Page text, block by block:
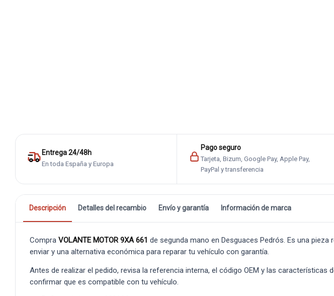
Entrega 24/48h
En toda España y Europa
Pago seguro
Tarjeta, Bizum, Google Pay, Apple Pay,
PayPal y transferencia
Descripción Detalles del recambio Envío y garantía Información de marca
Compra VOLANTE MOTOR 9XA 661 de segunda mano en Desguaces Pedrós. Es una pieza
enviar y una alternativa económica para reparar tu vehículo con garantía.
Antes de realizar el pedido, revisa la referencia interna, el código OEM y las características
confirmar que es compatible con tu vehículo.